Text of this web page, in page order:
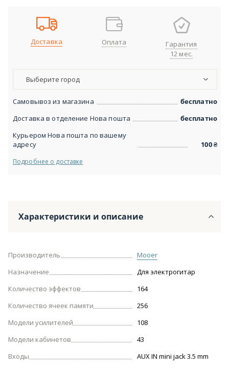
Доставка Оплата
Гарантия
12 мес.
Выберите город
Самовывоз из магазина
бесплатно
Доставка в отделение Нова пошта
бесплатно
Курьером Нова пошта по вашему
адресу
100₴
Подробнее о доставке
Характеристики и описание
Производитель
Mooer
Назначение
Для электрогитар
Количество эффектов
164
Количество ячеек памяти
256
Модели усилителей
108
Модели кабинетов
43
Входы
AUX IN mini jack 3.5 mm